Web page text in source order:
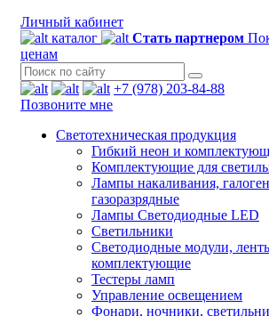
Личный кабинет
каталог
Стать партнером
ценам
+7 (978) 203-84-88
Позвоните мне
Светотехническая продукция
Гибкий неон и
Комплектующие для
Лампы накаливания,
газоразрядные
Лампы Светодиодные LED
Светильники
Светодиодные модули,
комплектующие
Тестеры ламп
Управление освещением
Фонари, ночники,